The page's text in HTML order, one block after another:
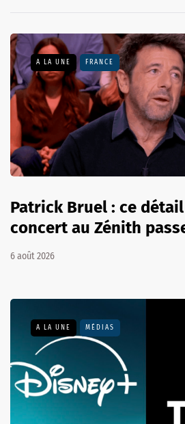
A LA UNE FRANCE
Patrick Bruel : ce
concert au Zénith
6 août 2026
A LA UNE MÉDIAS